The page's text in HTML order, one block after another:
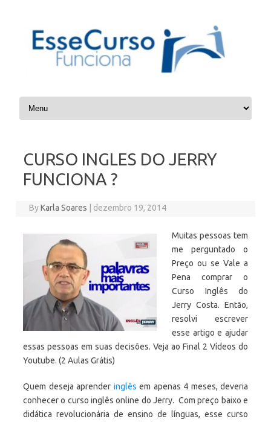
Skip to content
CURSO INGLES DO JERRY
FUNCIONA ?
ByKarla Soares dezembro 19, 2014
Muitas pessoas tem
me perguntado o
Preço ou se Vale a
Pena comprar o
Curso Inglês do
Jerry Costa. Então,
resolvi escrever
esse artigo e ajudar
essas pessoas em suas decisões. Veja ao Final 2 Vídeos do
Youtube. (2 Aulas Grátis)
Quem deseja aprender inglês em apenas 4 meses, deveria
conhecer o curso inglês online do Jerry. Com preço baixo e
didática revolucionária de ensino de línguas, esse curso